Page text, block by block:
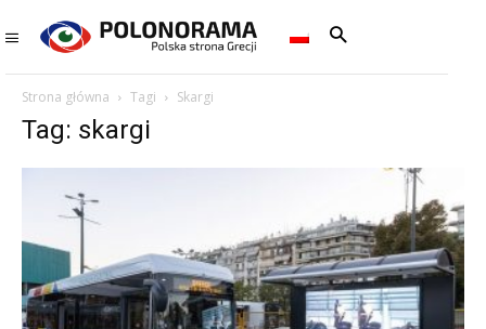
Strona główna Tagi Skargi
Tag: skargi